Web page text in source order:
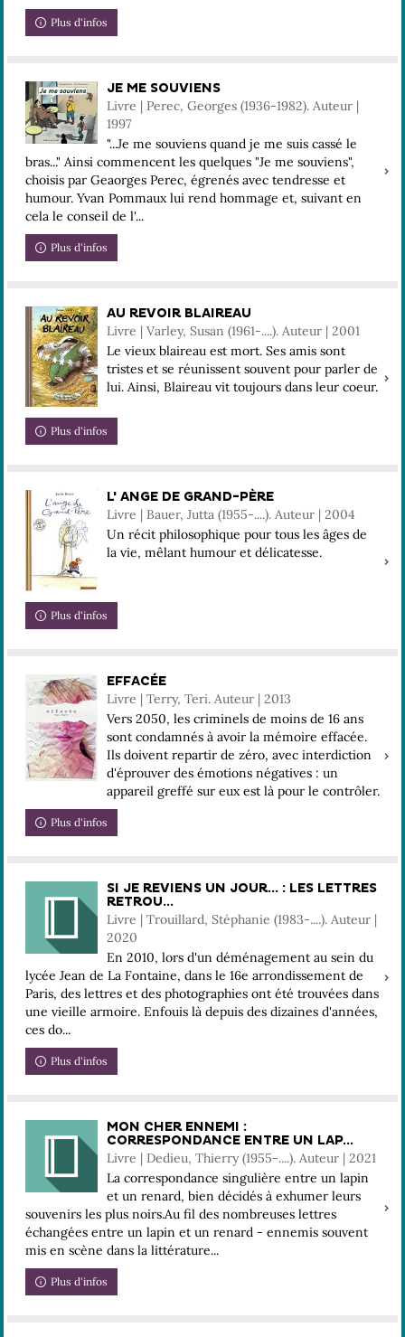
Plus d'infos
JE ME SOUVIENS
Livre | Perec, Georges (1936-1982). Auteur |
1997
"...Je me souviens quand je me suis cassé le
bras..." Ainsi commencent les quelques "Je me souviens",
choisis par Geaorges Perec, égrenés avec tendresse et
humour. Yvan Pommaux lui rend hommage et, suivant en
cela le conseil de l'...
Plus d'infos
AU REVOIR BLAIREAU
Livre | Varley, Susan (1961-....). Auteur | 2001
Le vieux blaireau est mort. Ses amis sont
tristes et se réunissent souvent pour parler de
lui. Ainsi, Blaireau vit toujours dans leur coeur.
Plus d'infos
L' ANGE DE GRAND-PÈRE
Livre | Bauer, Jutta (1955-....). Auteur | 2004
Un récit philosophique pour tous les âges de
la vie, mêlant humour et délicatesse.
Plus d'infos
EFFACÉE
Livre | Terry, Teri. Auteur | 2013
Vers 2050, les criminels de moins de 16 ans
sont condamnés à avoir la mémoire effacée.
Ils doivent repartir de zéro, avec interdiction
d'éprouver des émotions négatives : un
appareil greffé sur eux est là pour le contrôler.
Plus d'infos
SI JE REVIENS UN JOUR... : LES LETTRES
RETROU...
Livre | Trouillard, Stéphanie (1983-....). Auteur |
2020
En 2010, lors d'un déménagement au sein du
lycée Jean de La Fontaine, dans le 16e arrondissement de
Paris, des lettres et des photographies ont été trouvées dans
une vieille armoire. Enfouis là depuis des dizaines d'années,
ces do...
Plus d'infos
MON CHER ENNEMI :
CORRESPONDANCE ENTRE UN LAP...
Livre | Dedieu, Thierry (1955-....). Auteur | 2021
La correspondance singulière entre un lapin
et un renard, bien décidés à exhumer leurs
souvenirs les plus noirs.Au fil des nombreuses lettres
échangées entre un lapin et un renard - ennemis souvent
mis en scène dans la littérature...
Plus d'infos